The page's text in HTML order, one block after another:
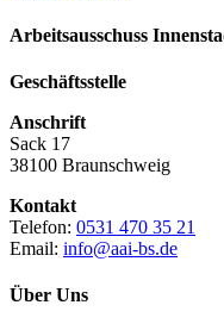
Arbeitsausschuss
Geschäftsstelle
Anschrift
Sack 17
38100 Braunschweig
Kontakt
Telefon: 0531 470 35 21
Email: info@aai-bs.de
Über Uns